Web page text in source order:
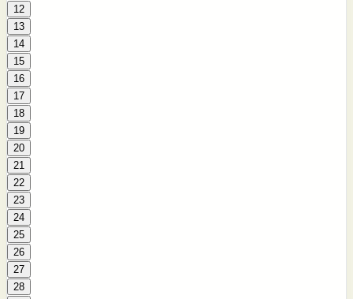
12
13
14
15
16
17
18
19
20
21
22
23
24
25
26
27
28